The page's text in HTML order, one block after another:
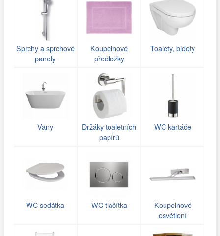
Sprchy a sprchové
panely
Koupelnové
předložky
Toalety, bidety
Vany
Držáky toaletních
papírů
WC kartáče
WC sedátka WC tlačítka
Koupelnové
osvětlení